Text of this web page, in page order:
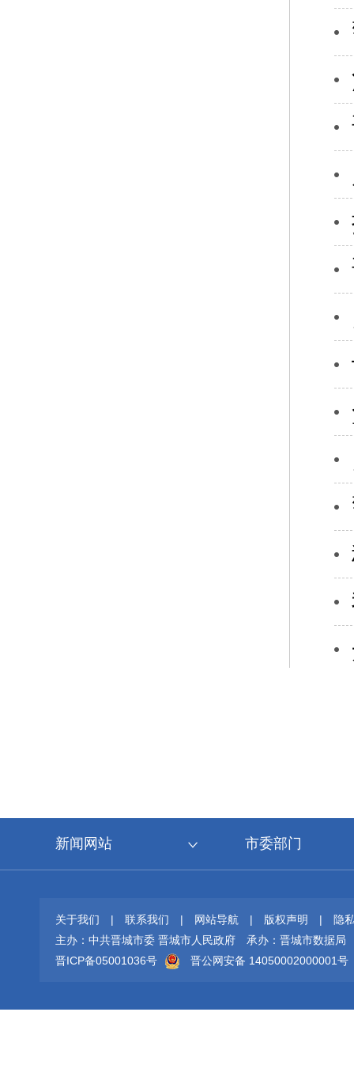
新闻网站 市委部门
关于我们 | 联系我们 | 网站导航 | 版权声明 |
隐
主办：中共晋城市委 晋城市人民政府
承办：晋城市数据局
晋ICP备05001036号
晋公网安备 14050002000001号